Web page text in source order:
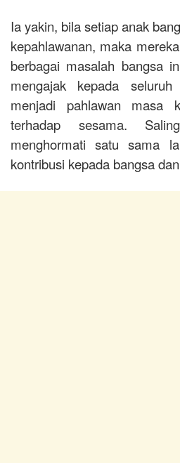
Ia yakin, bila setiap anak
kepahlawanan, maka
berbagai masalah bangsa
mengajak kepada
menjadi pahlawan masa
terhadap sesama.
menghormati satu sama
kontribusi kepada bangsa